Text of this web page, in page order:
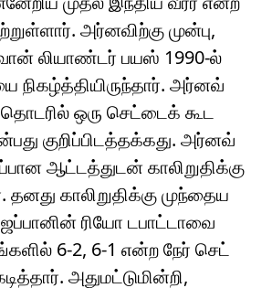
அர்னவிற்கு முன்பு,
லியாண்டர் பயஸ் 1990-ல்
அர்னவ்
ஒரு செட்டைக் கூட
குறிப்பிடத்தக்கது. அர்னவ்
ஆட்டத்துடன் காலிறுதிக்கு
தனது காலிறுதிக்கு முந்தைய
ரியோ டபாட்டாவை
6-2, 6-1 என்ற நேர் செட்
அதுமட்டுமின்றி,